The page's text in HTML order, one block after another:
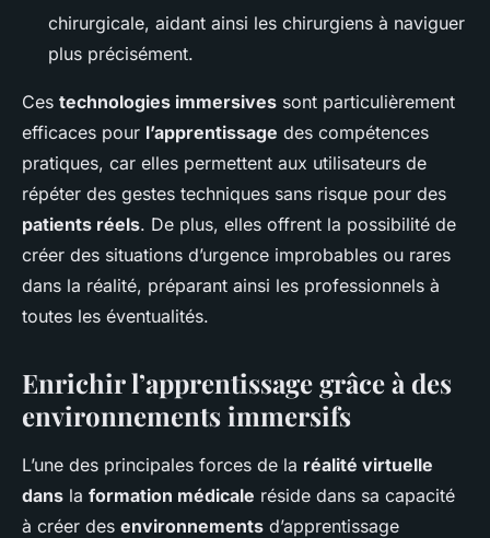
chirurgicale, aidant ainsi les chirurgiens à naviguer
plus précisément.
Ces technologies immersives sont particulièrement
efficaces pour l’apprentissage des compétences
pratiques, car elles permettent aux utilisateurs de
répéter des gestes techniques sans risque pour des
patients réels. De plus, elles offrent la possibilité de
créer des situations d’urgence improbables ou rares
dans la réalité, préparant ainsi les professionnels à
toutes les éventualités.
Enrichir l’apprentissage grâce à des
environnements immersifs
L’une des principales forces de la réalité virtuelle
dans la formation médicale réside dans sa capacité
à créer des environnements d’apprentissage